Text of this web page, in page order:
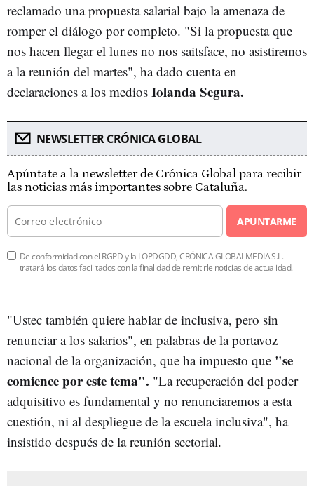
reclamado una propuesta salarial bajo la amenaza de
romper el diálogo por completo. "Si la propuesta que
nos hacen llegar el lunes no nos saitsface, no asistiremos
a la reunión del martes", ha dado cuenta en
declaraciones a los medios Iolanda Segura.
NEWSLETTER CRÓNICA GLOBAL
Apúntate a la newsletter de Crónica Global para recibir
las noticias más importantes sobre Cataluña.
APUNTARME
De conformidad con el RGPD y la LOPDGDD, CRÓNICA GLOBALMEDIA S.L.
tratará los datos facilitados con la finalidad de remitirle noticias de actualidad.
"Ustec también quiere hablar de inclusiva, pero sin
renunciar a los salarios", en palabras de la portavoz
nacional de la organización, que ha impuesto que "se
comience por este tema". "La recuperación del poder
adquisitivo es fundamental y no renunciaremos a esta
cuestión, ni al despliegue de la escuela inclusiva", ha
insistido después de la reunión sectorial.